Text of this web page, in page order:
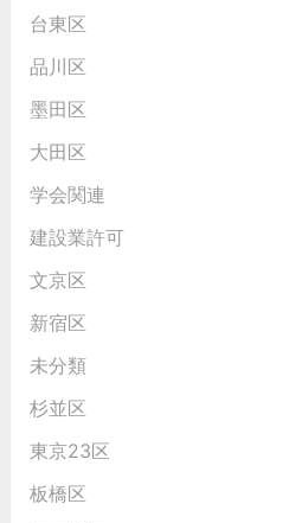
台東区
品川区
墨田区
大田区
学会関連
建設業許可
文京区
新宿区
未分類
杉並区
東京23区
板橋区